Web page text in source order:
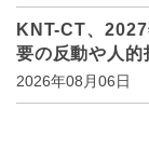
KNT-CT、
要の反動や人
2026年08月06日